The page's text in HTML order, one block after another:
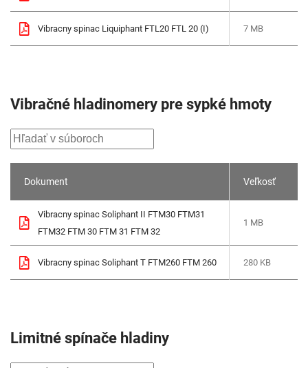
Vibracny spinac Liquiphant FTL20 FTL 20 (I) 7 MB
Vibračné hladinomery pre sypké hmoty
Dokument Veľkosť
Vibracny spinac Soliphant II FTM30 FTM31
FTM32 FTM 30 FTM 31 FTM 32
1 MB
Vibracny spinac Soliphant T FTM260 FTM 260 280 KB
Limitné spínače hladiny